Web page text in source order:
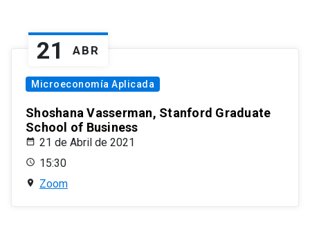
21 ABR
Microeconomía Aplicada
Shoshana Vasserman, Stanford Graduate
School of Business
21 de Abril de 2021
15:30
Zoom